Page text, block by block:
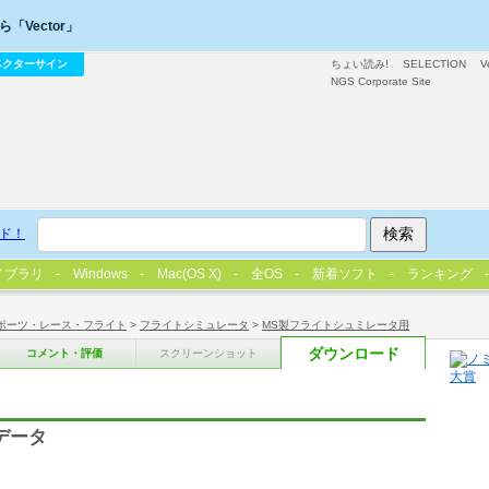
ーツ・レース・フライト > フライトシミュレータ > MS製フライトシュミレータ用
コメント・評価 スクリーンショット ダウンロード
ータ
ちょい読み! SELECTION
NGS Corporate Site
「Vector」
クターサイン
！
ブラリ Windows Mac(OS X) 全OS 新着ソフト ランキング